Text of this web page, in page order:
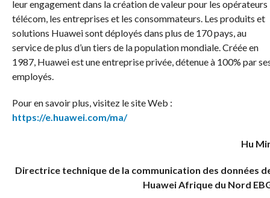
leur engagement dans la création de valeur pour les opérateurs
télécom, les entreprises et les consommateurs. Les produits et
solutions Huawei sont déployés dans plus de 170 pays, au
service de plus d’un tiers de la population mondiale. Créée en
1987, Huawei est une entreprise privée, détenue à 100% par
employés.
Pour en savoir plus, visitez le site Web :
https://e.huawei.com/ma/
Hu
Directrice technique de la communication des données
Huawei Afrique du Nord